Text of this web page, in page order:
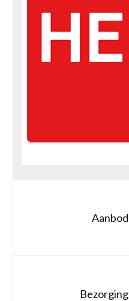
Aanbod
Bezorging